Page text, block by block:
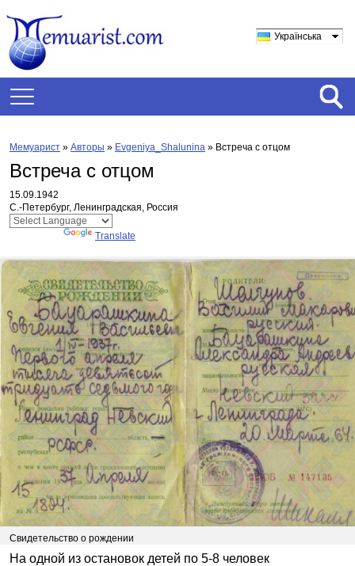
Українська
Мемуарист » Авторы » Evgeniya_Shalunina » Встреча с отцом
Встреча с отцом
15.09.1942
С.-Петербург, Ленинградская, Россия
Translate
Свидетельство о рождении
На одной из остановок детей по 5-8 человек